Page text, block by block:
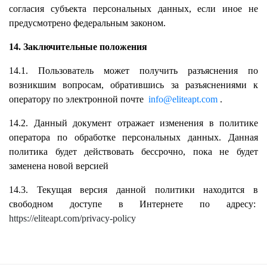
согласия субъекта персональных данных, если иное не
предусмотрено федеральным законом.
14. Заключительные положения
14.1. Пользователь может получить разъяснения по
возникшим вопросам, обратившись за разъяснениями к
оператору по электронной почте info@eliteapt.com .
14.2. Данный документ отражает изменения в политике
оператора по обработке персональных данных. Данная
политика будет действовать бессрочно, пока не будет
заменена новой версией
14.3. Текущая версия данной политики находится в
свободном доступе в Интернете по адресу:
https://eliteapt.com/privacy-policy